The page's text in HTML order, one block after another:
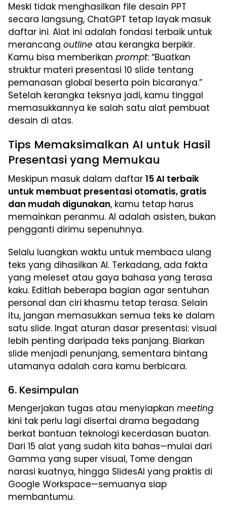
Meski tidak menghasilkan file desain PPT
secara langsung, ChatGPT tetap layak masuk
daftar ini. Alat ini adalah fondasi terbaik untuk
merancang outline atau kerangka berpikir.
Kamu bisa memberikan prompt: “Buatkan
struktur materi presentasi 10 slide tentang
pemanasan global beserta poin bicaranya.”
Setelah kerangka teksnya jadi, kamu tinggal
memasukkannya ke salah satu alat pembuat
desain di atas.
Tips Memaksimalkan AI untuk Hasil
Presentasi yang Memukau
Meskipun masuk dalam daftar 15 AI terbaik
untuk membuat presentasi otomatis, gratis
dan mudah digunakan, kamu tetap harus
memainkan peranmu. AI adalah asisten, bukan
pengganti dirimu sepenuhnya.
Selalu luangkan waktu untuk membaca ulang
teks yang dihasilkan AI. Terkadang, ada fakta
yang meleset atau gaya bahasa yang terasa
kaku. Editlah beberapa bagian agar sentuhan
personal dan ciri khasmu tetap terasa. Selain
itu, jangan memasukkan semua teks ke dalam
satu slide. Ingat aturan dasar presentasi: visual
lebih penting daripada teks panjang. Biarkan
slide menjadi penunjang, sementara bintang
utamanya adalah cara kamu berbicara.
6. Kesimpulan
Mengerjakan tugas atau menyiapkan meeting
kini tak perlu lagi disertai drama begadang
berkat bantuan teknologi kecerdasan buatan.
Dari 15 alat yang sudah kita bahas—mulai dari
Gamma yang super visual, Tome dengan
narasi kuatnya, hingga SlidesAI yang praktis di
Google Workspace—semuanya siap
membantumu.